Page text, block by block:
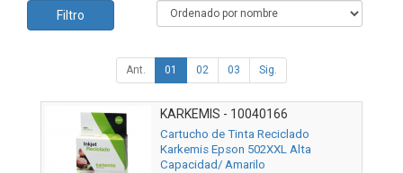
Filtro
Ant. 01 02 03 Sig.
KARKEMIS - 10040166
Cartucho de Tinta Reciclado
Karkemis Epson 502XXL Alta
Capacidad/ Amarilo